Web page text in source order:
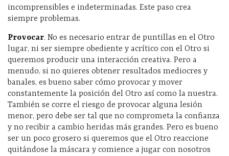
incomprensibles e indeterminadas. Este paso crea
siempre problemas.
Provocar. No es necesario entrar de puntillas en el Otro
lugar, ni ser siempre obediente y acrítico con el Otro si
queremos producir una interacción creativa. Pero a
menudo, si no quieres obtener resultados mediocres y
banales, es bueno saber cómo provocar y mover
constantemente la posición del Otro así como la nuestra.
También se corre el riesgo de provocar alguna lesión
menor, pero debe ser tal que no comprometa la confianza
y no recibir a cambio heridas más grandes. Pero es bueno
ser un poco grosero si queremos que el Otro reaccione
quitándose la máscara y comience a jugar con nosotros